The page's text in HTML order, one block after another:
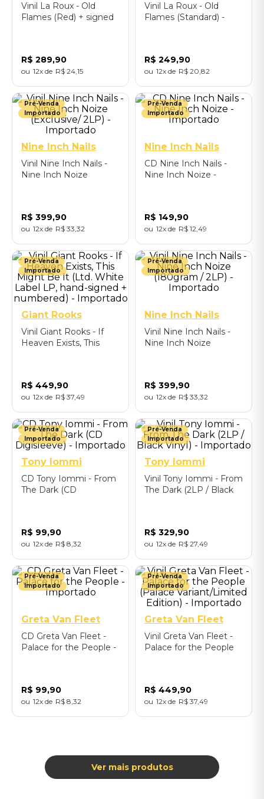
Vinil La Roux - Old
Flames (Red) + signed
R$ 289,90
12 R$ 24 15
Vinil La Roux - Old
Flames (Standard) -
R$ 249,90
12 R$ 20 82
Pré-Venda
Importado
Nine Inch Nails
Vinil Nine Inch Nails -
Nine Inch Noize
R$ 399,90
12 R$ 33 32
Pré-Venda
Importado
Nine Inch Nails
CD Nine Inch Nails -
Nine Inch Noize -
R$ 149,90
12 R$ 12 49
Pré-Venda
Importado
Giant Rooks
Vinil Giant Rooks - If
Heaven Exists, This
Importado
R$ 449,90
12 R$ 37 49
Pré-Venda
Importado
Nine Inch Nails
Vinil Nine Inch Nails -
Nine Inch Noize
R$ 399,90
12 R$ 33 32
Pré-Venda
Importado
Tony Iommi
CD Tony Iommi - From
The Dark (CD
R$ 99,90
12 R$ 8 32
Pré-Venda
Importado
Tony Iommi
Vinil Tony Iommi - From
The Dark (2LP / Black
R$ 329,90
12 R$ 27 49
Pré-Venda
Importado
Greta Van Fleet
CD Greta Van Fleet -
Palace for the People -
R$ 99,90
12 R$ 8 32
Pré-Venda
Importado
Greta Van Fleet
Vinil Greta Van Fleet -
Palace for the People
R$ 449,90
12 R$ 37 49